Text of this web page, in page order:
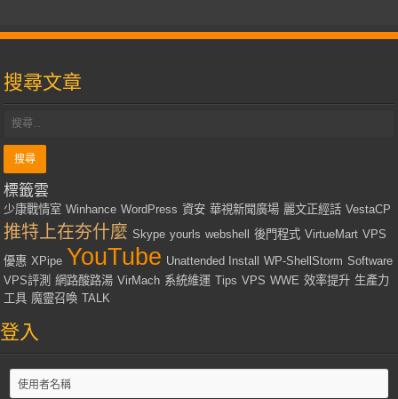
搜尋文章
標籤雲
少康戰情室 Winhance WordPress 資安 華視新聞廣場 麗文正經話 VestaCP
推特上在夯什麼 Skype yourls webshell 後門程式 VirtueMart VPS
優惠 XPipe YouTube Unattended Install WP-ShellStorm Software
VPS評測 網路酸路湯 VirMach 系統維運 Tips VPS WWE 效率提升 生產力
工具 魔靈召喚 TALK
登入